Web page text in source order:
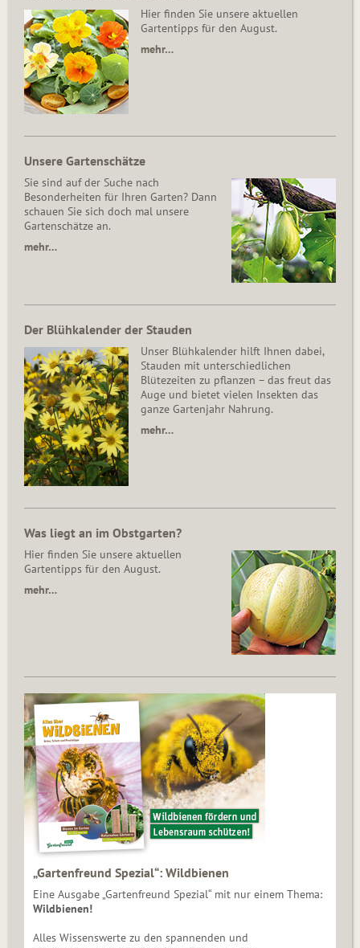
Hier finden Sie unsere aktuellen
Gartentipps für den August.
mehr…
Unsere Gartenschätze
Sie sind auf der Suche nach
Besonderheiten für Ihren Garten? Dann
schauen Sie sich doch mal unsere
Gartenschätze an.
mehr…
Der Blühkalender der Stauden
Unser Blühkalender hilft Ihnen dabei,
Stauden mit unterschiedlichen
Blütezeiten zu pflanzen – das freut das
Auge und bietet vielen Insekten das
ganze Gartenjahr Nahrung.
mehr…
Was liegt an im Obstgarten?
Hier finden Sie unsere aktuellen
Gartentipps für den August.
mehr…
„Gartenfreund Spezial“: Wildbienen
Eine Ausgabe „Gartenfreund Spezial“ mit nur einem Thema:
Wildbienen!
Alles Wissenswerte zu den spannenden und